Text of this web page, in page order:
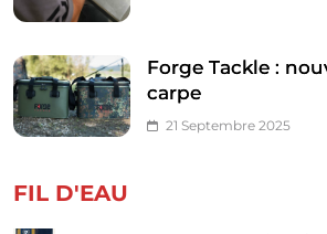
Forge Tackle :
carpe
21 Septembre 2025
FIL D'EAU